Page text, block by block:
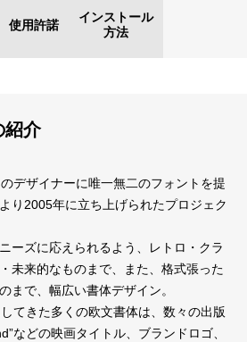
使用許諾
インストール
方法
紹介
デザイナーに唯一無二のフォントを提
り2005年に立ち上げられたプロジェク
ーズに応えられるよう、レトロ・クラ
未来的なものまで、また、格式張った
まで、幅広い書体デザイン。
てきた多くの欧文書体は、数々の出版
などの映画タイトル、ブランドロゴ、